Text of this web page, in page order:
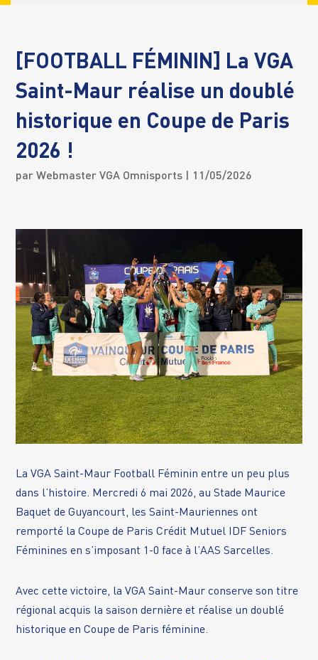
[FOOTBALL FÉMININ] La VGA
Saint-Maur réalise un doublé
historique en Coupe de Paris
2026 !
parWebmaster VGA Omnisports | 11/05/2026
La VGA Saint-Maur Football Féminin entre un peu plus
dans l’histoire. Mercredi 6 mai 2026, au Stade Maurice
Baquet de Guyancourt, les Saint-Mauriennes ont
remporté la Coupe de Paris Crédit Mutuel IDF Seniors
Féminines en s’imposant 1-0 face à l’AAS Sarcelles.
Avec cette victoire, la VGA Saint-Maur conserve son titre
régional acquis la saison dernière et réalise un doublé
historique en Coupe de Paris féminine.